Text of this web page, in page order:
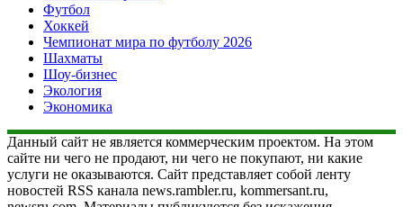
Футбол
Хоккей
Чемпионат мира по футболу 2026
Шахматы
Шоу-бизнес
Экология
Экономика
Данный сайт не является коммерческим проектом. На этом
сайте ни чего не продают, ни чего не покупают, ни какие
услуги не оказываются. Сайт представляет собой ленту
новостей RSS канала news.rambler.ru, kommersant.ru,